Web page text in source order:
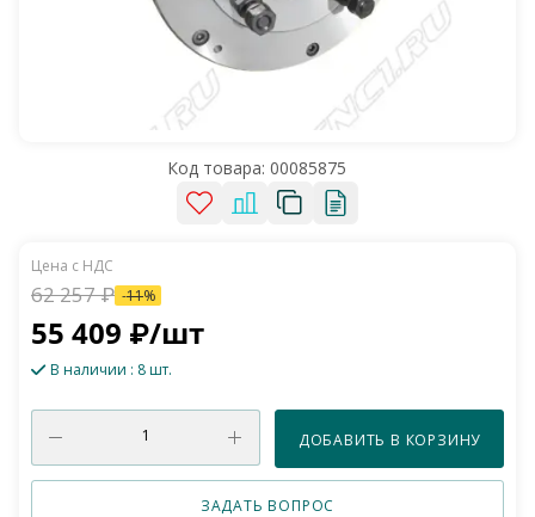
Код товара: 00085875
55 409 ₽/шт
62 257₽ -11%
В наличии : 8 шт.
ДОБАВИТЬ В КОРЗИНУ
ЗАДАТЬ ВОПРОС